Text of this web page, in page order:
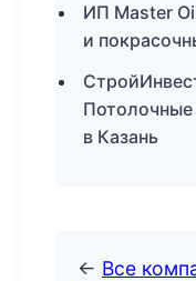
ИП Master
и
в Казань
← Все